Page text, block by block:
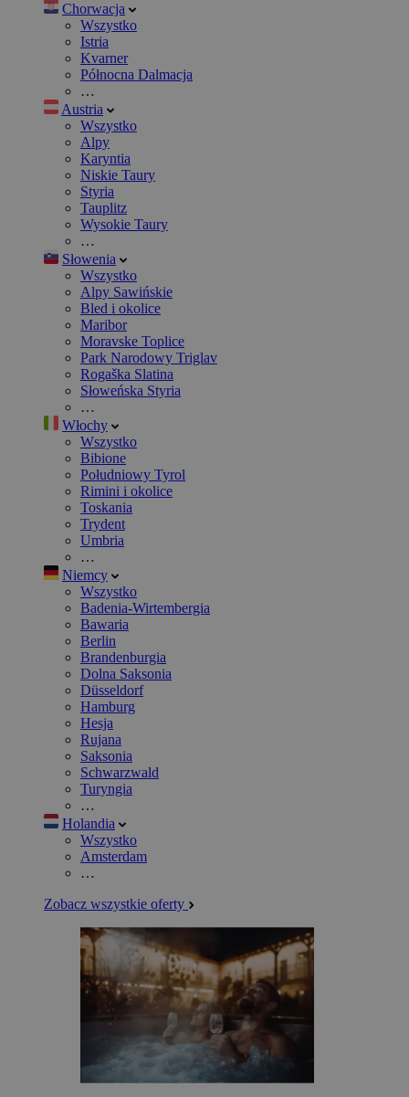
Chorwacja
Wszystko
Istria
Kvarner
Północna Dalmacja
…
Austria
Wszystko
Alpy
Karyntia
Niskie Taury
Styria
Tauplitz
Wysokie Taury
…
Słowenia
Wszystko
Alpy Sawińskie
Bled i okolice
Maribor
Moravske Toplice
Park Narodowy Triglav
Rogaška Slatina
Słoweńska Styria
…
Włochy
Wszystko
Bibione
Południowy Tyrol
Rimini i okolice
Toskania
Trydent
Umbria
…
Niemcy
Wszystko
Badenia-Wirtembergia
Bawaria
Berlin
Brandenburgia
Dolna Saksonia
Düsseldorf
Hamburg
Hesja
Rujana
Saksonia
Schwarzwald
Turyngia
…
Holandia
Wszystko
Amsterdam
…
Zobacz wszystkie oferty